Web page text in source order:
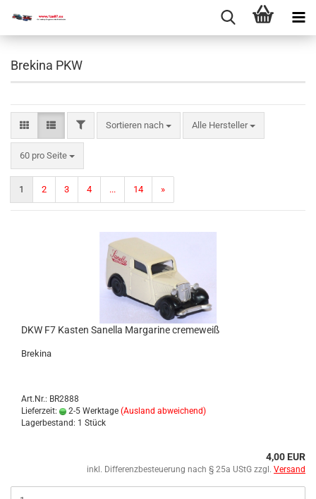
Brekina PKW
Sortieren nach Alle Hersteller
60 pro Seite
1 2 3 4 ... 14 »
DKW F7 Kas­ten Sa­nel­la Mar­ga­ri­ne creme­weiß
Bre­ki­na
Art.Nr.: BR2888
Lieferzeit:
2-5 Werktage (Ausland abweichend)
Lagerbestand: 1 Stück
4,00 EUR
inkl. Differenzbesteuerung nach § 25a UStG zzgl. Versand